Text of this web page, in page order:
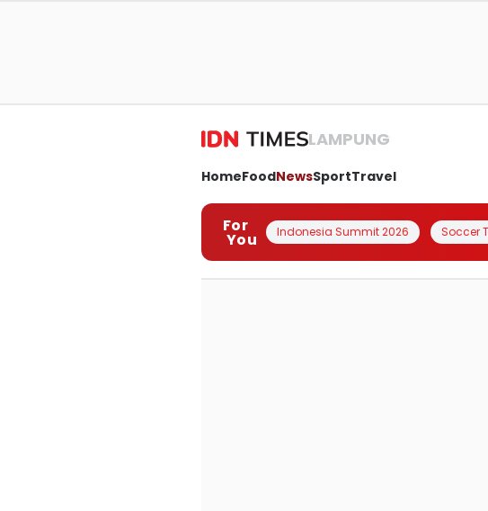
LAMPUNG
HomeFoodNewsSportTravel
For
You Indonesia Summit 2026 Soccer